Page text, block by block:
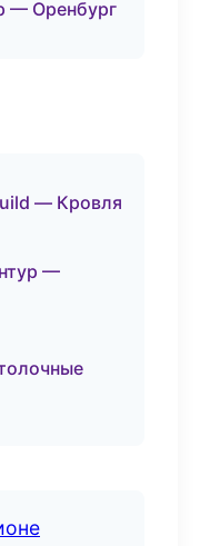
— Оренбург
— Кровля
—